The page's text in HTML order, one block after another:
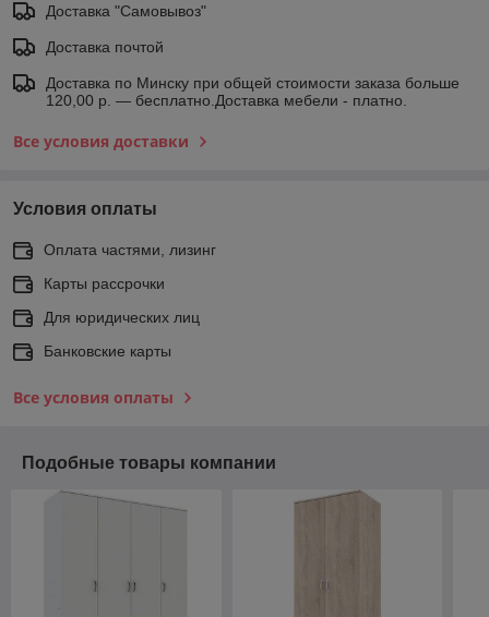
Доставка "Самовывоз"
Доставка почтой
Доставка по Минску при общей стоимости заказа больше
120,00 р. — бесплатно.Доставка мебели - платно.
Все условия доставки
Условия оплаты
Оплата частями, лизинг
Карты рассрочки
Для юридических лиц
Банковские карты
Все условия оплаты
Подобные товары компании